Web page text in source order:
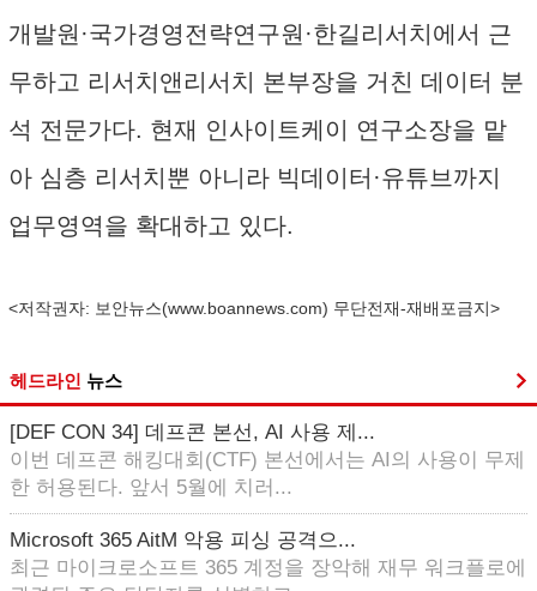
개발원·국가경영전략연구원·한길리서치에서 근
무하고 리서치앤리서치 본부장을 거친 데이터 분
석 전문가다. 현재 인사이트케이 연구소장을 맡
아 심층 리서치뿐 아니라 빅데이터·유튜브까지
업무영역을 확대하고 있다.
<저작권자: 보안뉴스(www.boannews.com) 무단전재-재배포금지>
헤드라인 뉴스
[DEF CON 34] 데프콘 본선, AI 사용 제...
이번 데프콘 해킹대회(CTF) 본선에서는 AI의 사용이 무제
한 허용된다. 앞서 5월에 치러...
Microsoft 365 AitM 악용 피싱 공격으...
최근 마이크로소프트 365 계정을 장악해 재무 워크플로에